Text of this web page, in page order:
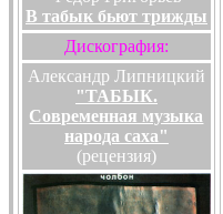
В табык бьют трижды
Дискография:
Александр Липницкий
"ТАБЫК.
Современная музыка
народа саха"
(рецензия)